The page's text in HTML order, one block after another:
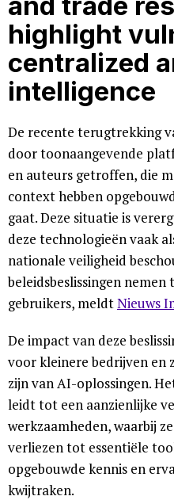
highlight
centralized
intelligence
De recente terugtrekking
door toonaangevende
en auteurs getroffen, die
context hebben
gaat. Deze situatie is
deze technologieën vaak
nationale veiligheid
beleidsbeslissingen
gebruikers, meldtNieuws
De impact van deze
voor kleinere bedrijven en
zijn van AI-oplossingen.
leidt tot een aanzienlijke
werkzaamheden, waarbij
verliezen tot essentiële
opgebouwde kennis en
kwijtraken.